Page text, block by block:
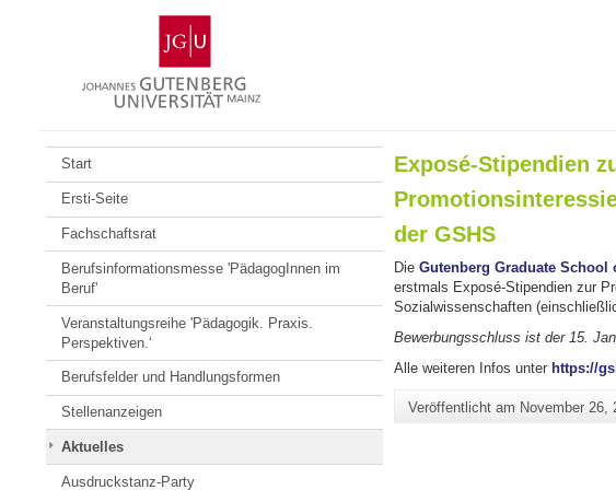
Gutenberg-
Universität
Mainz
Start
Ersti-Seite
Fachschaftsrat
Berufsinformationsmesse 'PädagogInnen im
Beruf'
Veranstaltungsreihe 'Pädagogik. Praxis.
Perspektiven.‘
Berufsfelder und Handlungsformen
Stellenanzeigen
Aktuelles
Ausdruckstanz-Party
Exposé-Stipendien
der GSHS
Die Gutenberg Graduate School
erstmals Exposé-Stipendien zur
Sozialwissenschaften
Bewerbungsschluss ist der 15.
Alle weiteren Infos unter https://
Veröffentlicht am November 26,